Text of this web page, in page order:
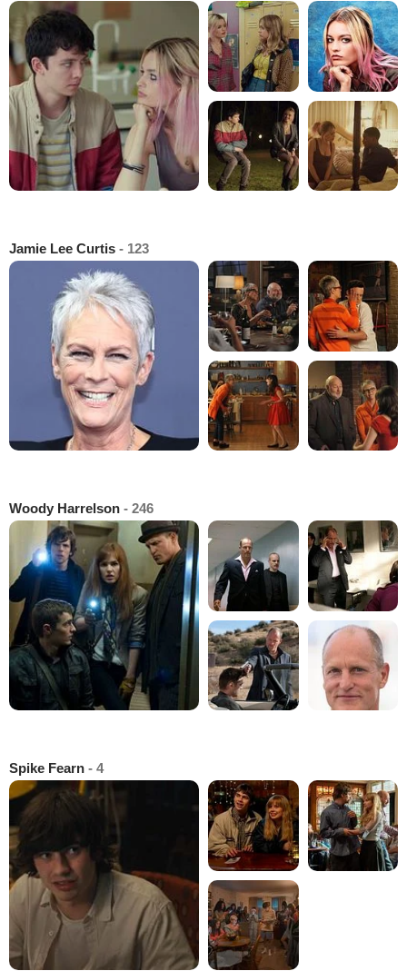
Jamie Lee Curtis - 123
Woody Harrelson - 246
Spike Fearn - 4